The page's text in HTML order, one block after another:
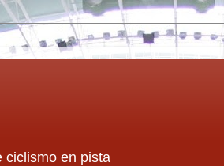
ciclismo en pista